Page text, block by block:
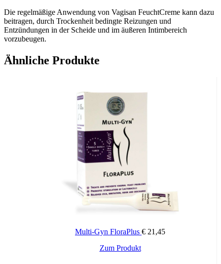
Die regelmäßige Anwendung von Vagisan FeuchtCreme kann dazu
beitragen, durch Trockenheit bedingte Reizungen und
Entzündungen in der Scheide und im äußeren Intimbereich
vorzubeugen.
Vagisan FeuchtCreme kann vor dem Intimverkehr angewendet
werden, grundsätzlich auch mit Latexkondomen. Die Creme
Vagisan FeuchtCreme eignet sich zur Anwendung IN der Scheide
(Anwendung mit Applikator) und im äußeren Intimbereich.
– Zur Anwendung IN der Scheide eine halbe Applikator-Füllung
der Creme in die Scheide einbringen, vorzugsweise vor dem
Schlafengehen. Die Anwendung kann 1 x täglich oder seltener (z.
B. 2-3x pro Woche) erfolgen. Das hängt von den individuellen
Beschwerden ab. Es wird empfohlen, während der Anwendung eine
– Zur Pflege des äußeren Intimbereichs und des Scheideneingangs
kann Vagisan FeuchtCreme bei Bedarf mehrmals täglich direkt
– Eine Anwendung während Schwangerschaft und Stillzeit ist
– Bei Scheidentrockenheit kann Vagisan FeuchtCreme bei Bedarf
Ähnliche Produkte
Multi-Gyn FloraPlus € 21,45
Zum Produkt